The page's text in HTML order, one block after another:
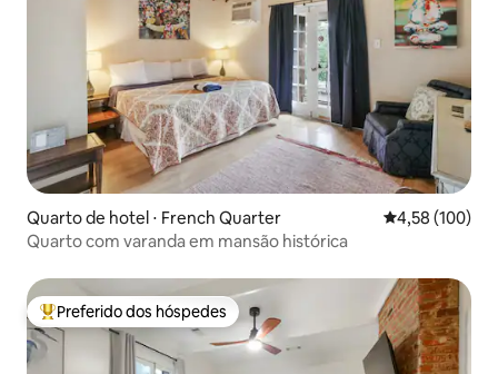
Quarto de hotel ⋅ French Quarter 4,58 de uma
4,58 (100)
Quarto com varanda em mansão histórica
Entre os melhores preferidos dos hóspedes
Preferido dos hóspedes